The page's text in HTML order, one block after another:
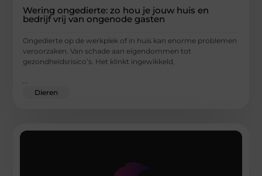
Wering ongedierte: zo hou je jouw huis en
bedrijf vrij van ongenode gasten
Ongedierte op de werkplek of in huis kan enorme problemen
veroorzaken. Van schade aan eigendommen tot
gezondheidsrisico’s. Het klinkt ingewikkeld,
Dieren